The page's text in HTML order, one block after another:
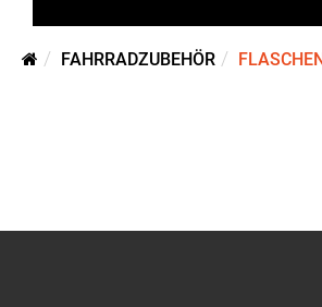
FAHRRADZUBEHÖR